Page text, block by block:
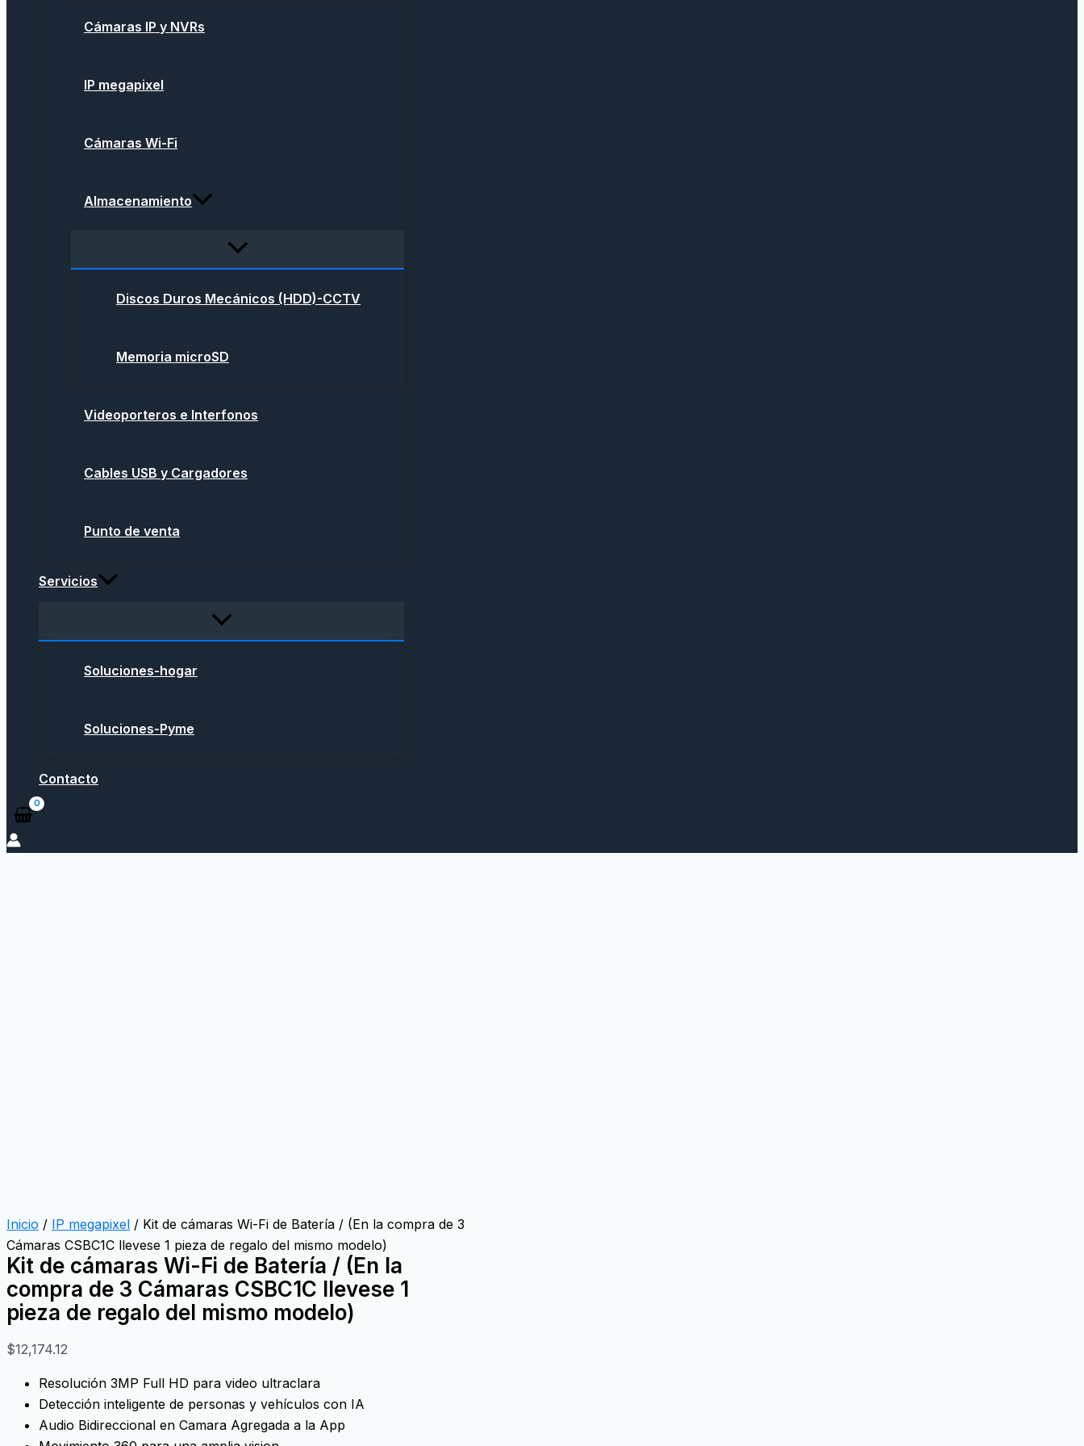
Cámaras IP y NVRs
IP megapixel
Cámaras Wi-Fi
Almacenamiento
Discos Duros Mecánicos (HDD)-CCTV
Memoria microSD
Videoporteros e Interfonos
Cables USB y Cargadores
Punto de venta
Servicios
Soluciones-hogar
Soluciones-Pyme
Contacto
Inicio / IP megapixel / Kit de cámaras Wi-Fi de Batería / (En la compra de 3
Cámaras CSBC1C llevese 1 pieza de regalo del mismo modelo)
Kit de cámaras Wi-Fi de Batería / (En la
compra de 3 Cámaras CSBC1C llevese 1
pieza de regalo del mismo modelo)
$12,174.12
Resolución 3MP Full HD para video ultraclara
Detección inteligente de personas y vehículos con IA
Audio Bidireccional en Camara Agregada a la App